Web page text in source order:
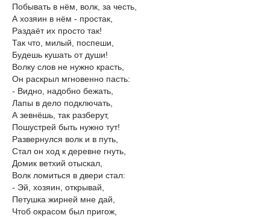
Побывать в нём, волк, за честь,
А хозяин в нём - простак,
Раздаёт их просто так!
Так что, милый, поспеши,
Будешь кушать от души!
Волку слов не нужно красть,
Он раскрыл мгновенно пасть:
- Видно, надобно бежать,
Лапы в дело подключать,
А зевнёшь, так разберут,
Пошустрей быть нужно тут!
Развернулся волк и в путь,
Стал он ход к деревне гнуть,
Домик ветхий отыскал,
Волк ломиться в двери стал:
- Эй, хозяин, открывай,
Петушка жирней мне дай,
Чтоб окрасом был пригож,